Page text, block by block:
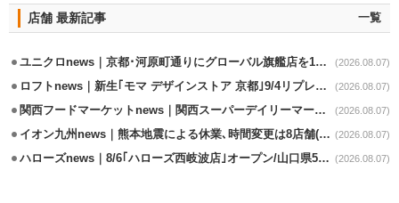
店舗 最新記事 一覧
ユニクロnews｜京都･河原町通りにグローバル旗艦店を11/6開設 (2026.08.07)
ロフトnews｜新生｢モマ デザインストア 京都｣9/4リプレイスオープン (2026.08.07)
関西フードマーケットnews｜関西スーパーデイリーマート蒲生店8/7改装 (2026.08.07)
イオン九州news｜熊本地震による休業､時間変更は8店舗(8/7時点) (2026.08.07)
ハローズnews｜8/6｢ハローズ西岐波店｣オープン/山口県5店舗目 (2026.08.07)